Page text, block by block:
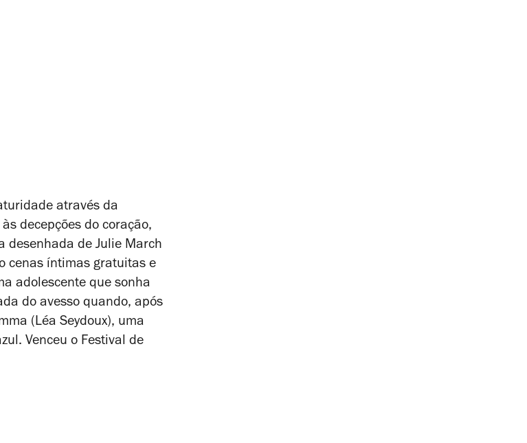
através da
decepções do coração,
desenhada de Julie March
cenas íntimas gratuitas e
adolescente que sonha
do avesso quando, após
(Léa Seydoux), uma
Venceu o Festival de